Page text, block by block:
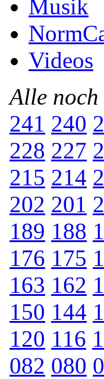
Musik
Videos
Alle
241 240
228 227
215 214
202 201
189 188
176 175
163 162
150 144
120 116
082 080